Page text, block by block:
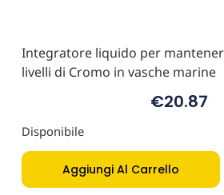
Integratore liquido per
livelli di Cromo in vasche marine
€20.87
Disponibile
Aggiungi Al Carrello